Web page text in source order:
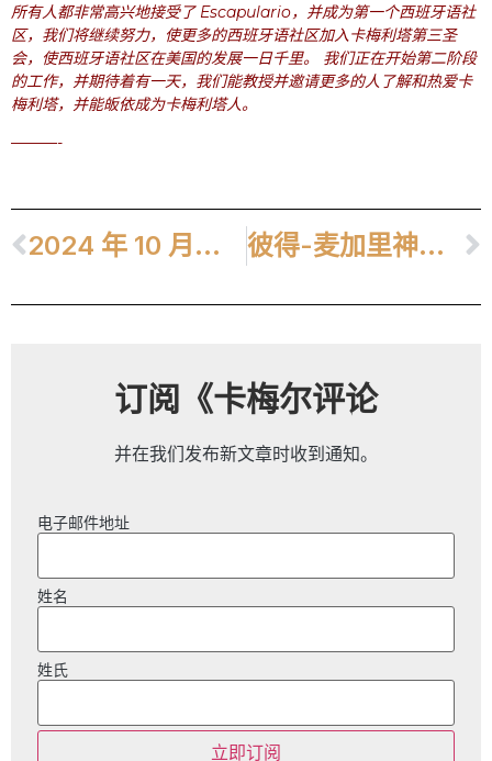
所有人都非常高兴地接受了 Escapulario，并成为第一个西班牙语社
区，我们将继续努力，使更多的西班牙语社区加入卡梅利塔第三圣
会，使西班牙语社区在美国的发展一日千里。 我们正在开始第二阶段
的工作，并期待着有一天，我们能教授并邀请更多的人了解和热爱卡
梅利塔，并能皈依成为卡梅利塔人。
———-
2024 年 10 月通讯，第 3 期 彼得-麦加里神父，O.Carm.| 他的旅程
订阅《卡梅尔评论
并在我们发布新文章时收到通知。
电子邮件地址
姓名
姓氏